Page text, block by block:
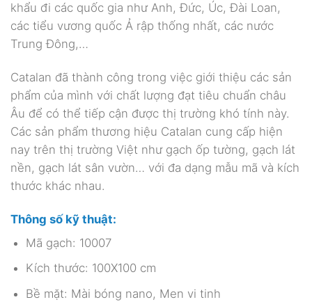
khẩu đi các quốc gia như Anh, Đức, Úc, Đài Loan,
các tiểu vương quốc Ả rập thống nhất, các nước
Trung Đông,…
Catalan đã thành công trong việc giới thiệu các sản
phẩm của mình với chất lượng đạt tiêu chuẩn châu
Âu để có thể tiếp cận được thị trường khó tính này.
Các sản phẩm thương hiệu Catalan cung cấp hiện
nay trên thị trường Việt như gạch ốp tường, gạch lát
nền, gạch lát sân vườn… với đa dạng mẫu mã và kích
thước khác nhau.
Thông số kỹ thuật:
Mã gạch: 10007
Kích thước: 100X100 cm
Bề mặt: Mài bóng nano, Men vi tinh